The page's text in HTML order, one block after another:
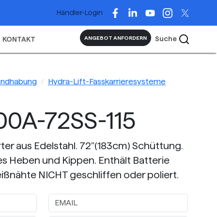
Händler-Login
KONTAKT ANGEBOT ANFORDERN Suche
Hydra-Lift-Fasskarrieresysteme
72SS-115
aus Edelstahl. 72"(183cm) Schüttung.
Heben und Kippen. Enthält Batterie
NICHT geschliffen oder poliert.